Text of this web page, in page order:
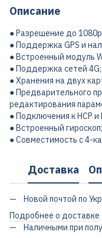
Описание
● Разрешение до
● Поддержка GPS и
● Встроенный модуль
● Поддержка сетей 4G;
● Хранения на двух
● Предварительного
редактирования
● Подключения к HCP и
● Встроенный гироскоп;
● Совместимость с 4-
Доставка
Новой почтой по
Подробнее о доставке
Наличными при